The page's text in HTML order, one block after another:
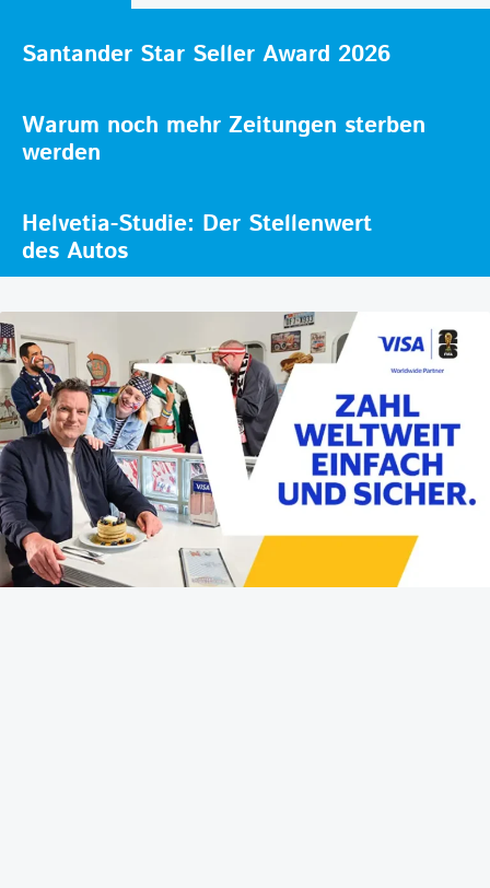
Santander Star Seller Award 2026
Warum noch mehr Zeitungen sterben
werden
Helvetia-Studie: Der Stellenwert
des Autos